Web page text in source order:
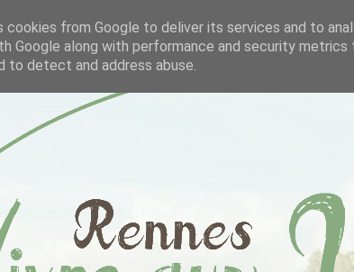
cookies from Google to deliver its services and to
Google along with performance and security
to detect and address abuse.